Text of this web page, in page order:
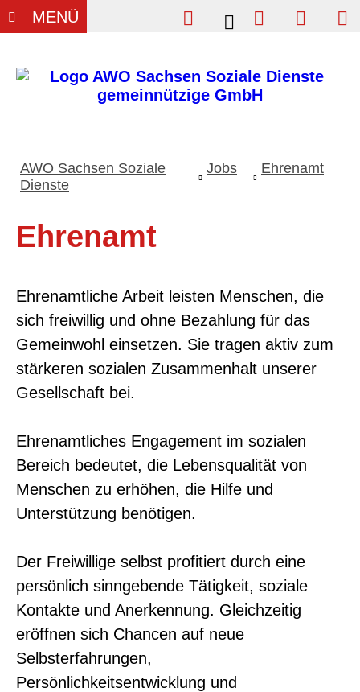
MENÜ Einfache Sprache
Vergrößern
Kontrast
AWO Sachsen Soziale
Dienste
Jobs Ehrenamt
Ehrenamt
Ehrenamtliche Arbeit leisten Menschen, die
sich freiwillig und ohne Bezahlung für das
Gemeinwohl einsetzen. Sie tragen aktiv zum
stärkeren sozialen Zusammenhalt unserer
Gesellschaft bei.
Ehrenamtliches Engagement im sozialen
Bereich bedeutet, die Lebensqualität von
Menschen zu erhöhen, die Hilfe und
Unterstützung benötigen.
Der Freiwillige selbst profitiert durch eine
persönlich sinngebende Tätigkeit, soziale
Kontakte und Anerkennung. Gleichzeitig
eröffnen sich Chancen auf neue
Selbsterfahrungen,
Persönlichkeitsentwicklung und